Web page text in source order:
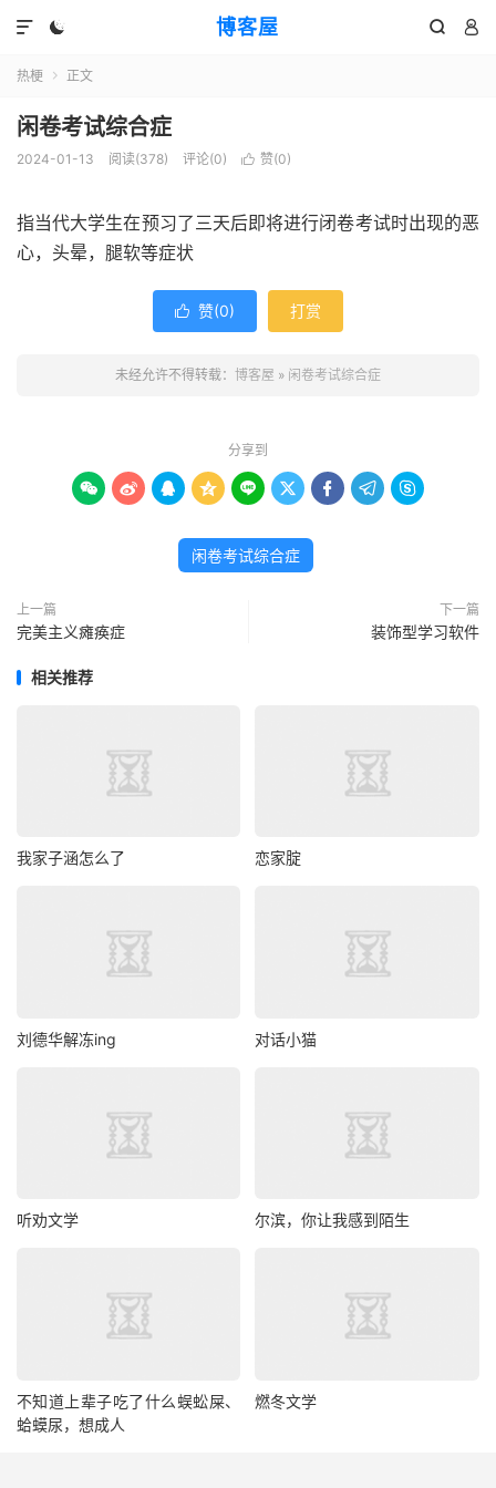
博客屋
  

热梗  正文
闲卷考试综合症
2024-01-13 阅读(378) 评论(0)  赞(0)
指当代大学生在预习了三天后即将进行闭卷考试时出现的恶
心，头晕，腿软等症状
 赞(0) 打赏
未经允许不得转载： 博客屋 » 闲卷考试综合症
分享到
        
闲卷考试综合症
上一篇
完美主义瘫痪症
下一篇
装饰型学习软件
相关推荐
我家子涵怎么了 恋家腚
刘德华解冻ing 对话小猫
听劝文学 尔滨，你让我感到陌生
不知道上辈子吃了什么蜈蚣屎、
蛤蟆尿，想成人
燃冬文学